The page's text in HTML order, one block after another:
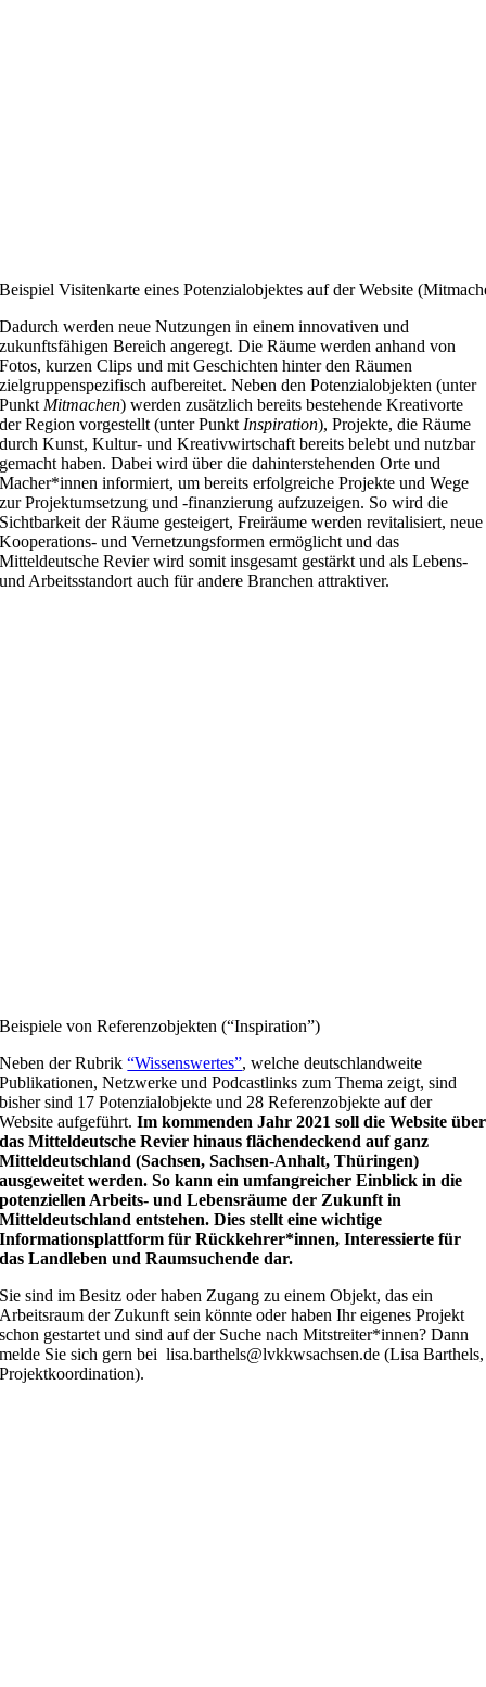
Beispiel Visitenkarte eines Potenzialobjektes auf der Website
Dadurch werden neue Nutzungen in einem innovativen und
zukunftsfähigen Bereich angeregt. Die Räume werden anhand von
Fotos, kurzen Clips und mit Geschichten hinter den Räumen
zielgruppenspezifisch aufbereitet. Neben den Potenzialobjekten (unter
Punkt Mitmachen) werden zusätzlich bereits bestehende Kreativorte
der Region vorgestellt (unter Punkt Inspiration), Projekte, die Räume
durch Kunst, Kultur- und Kreativwirtschaft bereits belebt und nutzbar
gemacht haben. Dabei wird über die dahinterstehenden Orte und
Macher*innen informiert, um bereits erfolgreiche Projekte und Wege
zur Projektumsetzung und -finanzierung aufzuzeigen. So wird die
Sichtbarkeit der Räume gesteigert, Freiräume werden revitalisiert, neue
Kooperations- und Vernetzungsformen ermöglicht und das
Mitteldeutsche Revier wird somit insgesamt gestärkt und als Lebens-
und Arbeitsstandort auch für andere Branchen attraktiver.
Beispiele von Referenzobjekten (“Inspiration”)
Neben der Rubrik“Wissenswertes”, welche deutschlandweite
Publikationen, Netzwerke und Podcastlinks zum Thema zeigt, sind
bisher sind 17 Potenzialobjekte und 28 Referenzobjekte auf der
Website aufgeführt.Im kommenden Jahr 2021 soll die Website über
das Mitteldeutsche Revier hinaus flächendeckend auf ganz
Mitteldeutschland (Sachsen, Sachsen-Anhalt, Thüringen)
ausgeweitet werden. So kann ein umfangreicher Einblick in die
potenziellen Arbeits- und Lebensräume der Zukunft in
Mitteldeutschland entstehen. Dies stellt eine wichtige
Informationsplattform für Rückkehrer*innen, Interessierte für
das Landleben und Raumsuchende dar.
Sie sind im Besitz oder haben Zugang zu einem Objekt, das ein
Arbeitsraum der Zukunft sein könnte oder haben Ihr eigenes Projekt
schon gestartet und sind auf der Suche nach Mitstreiter*innen? Dann
melde Sie sich gern beilisa.barthels@lvkkwsachsen.de (Lisa Barthels,
Projektkoordination).